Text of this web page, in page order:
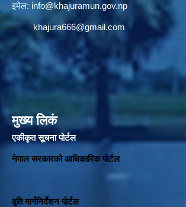
इमेल: info@khajuramun.gov.np
khajura666@gmail.com
मुख्य लिकं
एकीकृत सूचना पोर्टल
नेपाल सरकारको आधिकारिक पोर्टल
वृति मार्गनिर्देशन पोर्टल